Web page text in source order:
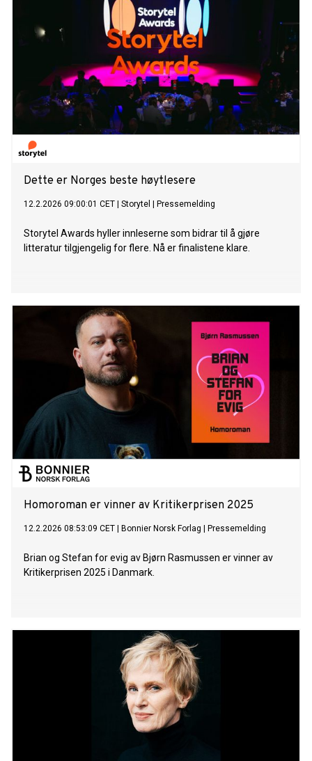
Dette er Norges beste høytlesere
12.2.2026 09:00:01 CET Storytel Pressemelding
Storytel Awards hyller innleserne som bidrar til å gjøre
litteratur tilgjengelig for flere. Nå er finalistene klare.
Homoroman er vinner av Kritikerprisen 2025
12.2.2026 08:53:09 CET Bonnier Norsk Forlag Pressemelding
Brian og Stefan for evig av Bjørn Rasmussen er vinner av
Kritikerprisen 2025 i Danmark.